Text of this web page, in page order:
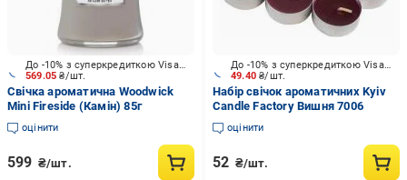
569.05₴/шт.
До -10% з суперкредиткою Visa Вигода
Свічка ароматична Woodwick
Mini Fireside (Камін) 85г
оцінити
599 ₴/шт.
49.40₴/шт.
До -10% з суперкредиткою Visa Вигода
Набір свічок ароматичних Kyiv
Candle Factory Вишня 7006
оцінити
52 ₴/шт.